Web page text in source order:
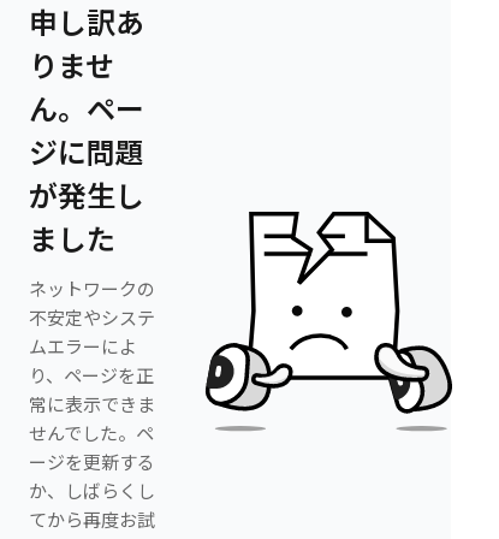
申し訳あ
りませ
ん。ペー
ジに問題
が発生し
ました
ネットワークの
不安定やシステ
ムエラーによ
り、ページを正
常に表示できま
せんでした。ペ
ージを更新する
か、しばらくし
てから再度お試